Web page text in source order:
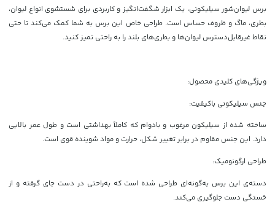
برس لیوان‌شور سیلیکونی، یک ابزار شگفت‌انگیز و کاربردی برای شستشوی انواع لیوان،
بطری، ماگ و ظروف حساس است. طراحی خاص این برس به شما کمک می‌کند تا حتی
نقاط غیرقابل‌دسترس لیوان‌ها و بطری‌های بلند را به راحتی تمیز کنید.
ویژگی‌های کلیدی محصول:
جنس سیلیکونی باکیفیت:
ساخته شده از سیلیکون مرغوب و بادوام که کاملاً بهداشتی است و طول عمر بالایی
دارد. این جنس مقاوم در برابر تغییر شکل، حرارت و مواد شوینده قوی است.
طراحی ارگونومیک:
دسته‌ی این برس به‌گونه‌ای طراحی شده است که به‌راحتی در دست جای گرفته و از
خستگی دست جلوگیری می‌کند.